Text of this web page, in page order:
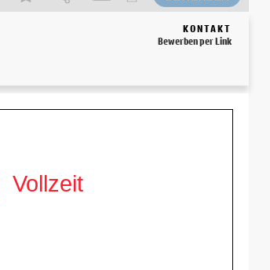
KONTAKT
Bewerben per Link
Vollzeit